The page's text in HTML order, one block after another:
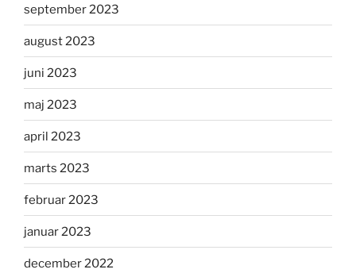
september 2023
august 2023
juni 2023
maj 2023
april 2023
marts 2023
februar 2023
januar 2023
december 2022